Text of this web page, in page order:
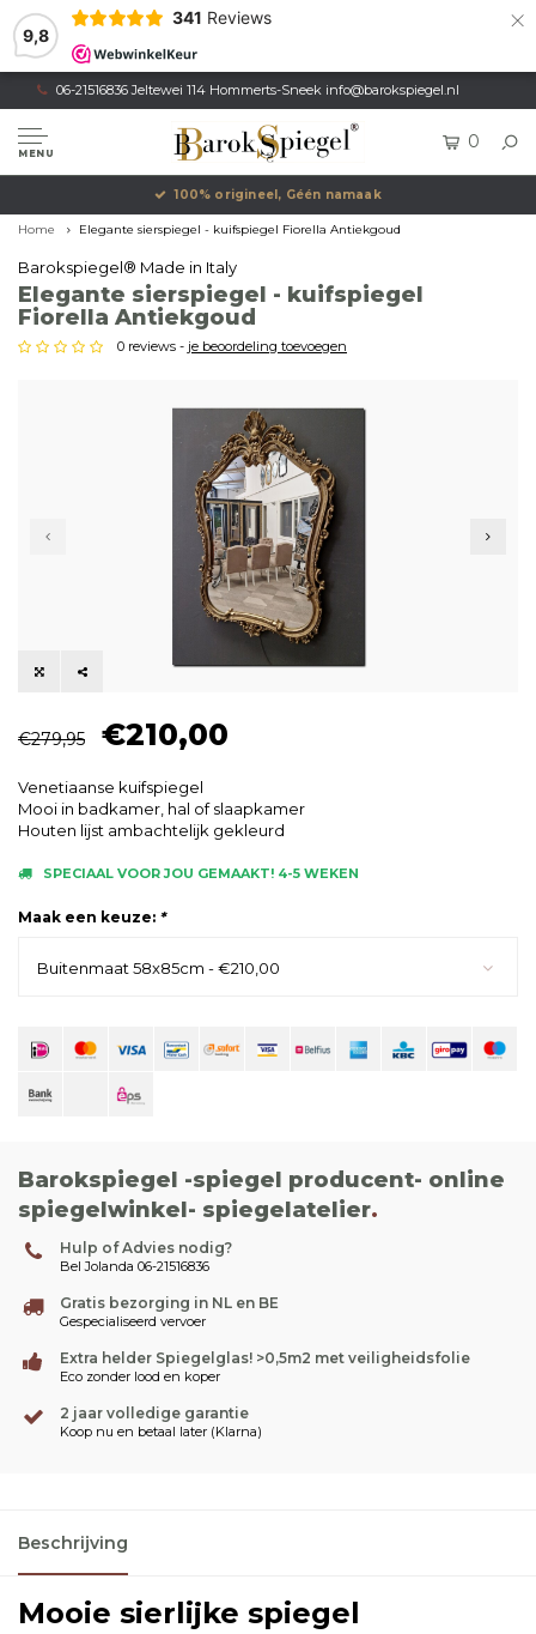
9,8
341 Reviews ×
06-21516836 Jeltewei 114 Hommerts-Sneek info@barokspiegel.nl
MENU
0
100% origineel, Géén namaak
Home Elegante sierspiegel - kuifspiegel Fiorella Antiekgoud
Barokspiegel® Made in Italy
Elegante sierspiegel - kuifspiegel
Fiorella Antiekgoud
0 reviews - je beoordeling toevoegen
€279,95 €210,00
Venetiaanse kuifspiegel
Mooi in badkamer, hal of slaapkamer
Houten lijst ambachtelijk gekleurd
SPECIAAL VOOR JOU GEMAAKT! 4-5 WEKEN
Maak een keuze: *
Buitenmaat 58x85cm - €210,00
Barokspiegel -spiegel producent- online
spiegelwinkel- spiegelatelier.
Hulp of Advies nodig?
Bel Jolanda 06-21516836
Gratis bezorging in NL en BE
Gespecialiseerd vervoer
Extra helder Spiegelglas! >0,5m2 met veiligheidsfolie
Eco zonder lood en koper
2 jaar volledige garantie
Koop nu en betaal later (Klarna)
Beschrijving
Mooie sierlijke spiegel